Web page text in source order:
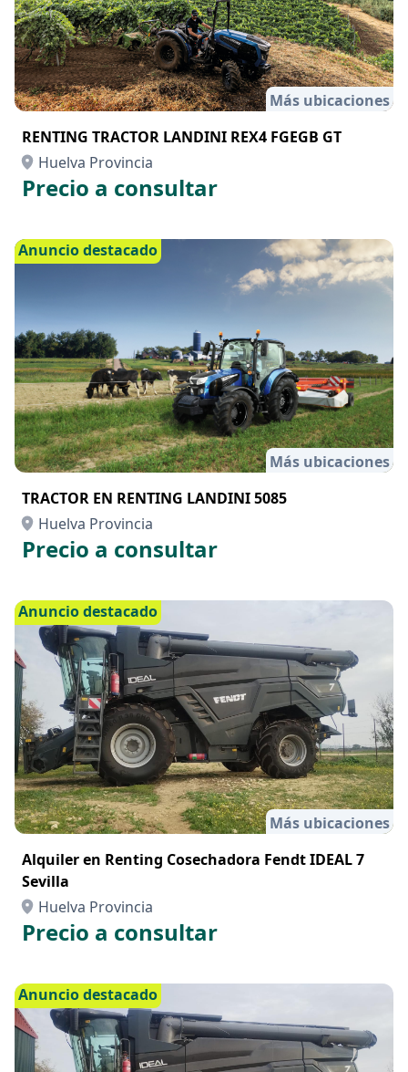
Más ubicaciones
RENTING TRACTOR LANDINI REX4 FGEGB GT
Huelva Provincia
Precio a consultar
Anuncio destacado
Más ubicaciones
TRACTOR EN RENTING LANDINI 5085
Huelva Provincia
Precio a consultar
Anuncio destacado
Más ubicaciones
Alquiler en Renting Cosechadora Fendt IDEAL 7
Sevilla
Huelva Provincia
Precio a consultar
Anuncio destacado